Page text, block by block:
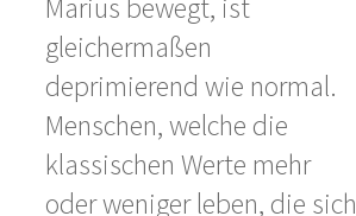
Marius bewegt, ist
gleichermaßen
deprimierend wie normal.
Menschen, welche die
klassischen Werte mehr
oder weniger leben, die sich